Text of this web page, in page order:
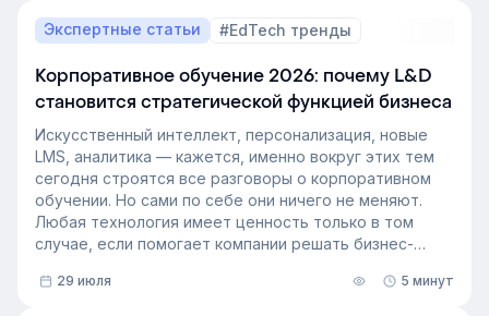
и системного закрытия вакансий.
Экспертные статьи #EdTech тренды
Корпоративное обучение 2026: почему L&D
становится стратегической функцией бизнеса
Искусственный интеллект, персонализация, новые
LMS, аналитика — кажется, именно вокруг этих тем
сегодня строятся все разговоры о корпоративном
обучении. Но сами по себе они ничего не меняют.
Любая технология имеет ценность только в том
случае, если помогает компании решать бизнес-
Сегодня бизнес интересует уже не выбор
29 июля 5 минут